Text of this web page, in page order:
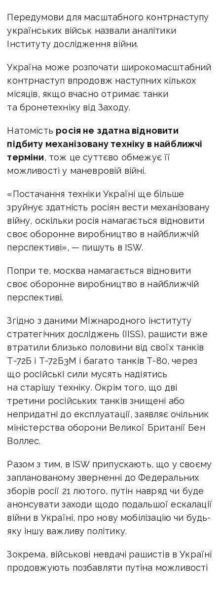
Передумови для масштабного контрнаступу
українських військ назвали аналітики
Інституту дослідження війни.
Україна може розпочати широкомасштабний
контрнаступ впродовж наступних кількох
місяців, якщо вчасно отримає танки
та бронетехніку від Заходу.
Натомість росія не здатна відновити
підбиту механізовану техніку в найближчі
терміни, тож це суттєво обмежує її
можливості у маневровій війні.
«Постачання техніки Україні ще більше
зруйнує здатність росіян вести механізовану
війну, оскільки росія намагається відновити
своє оборонне виробництво в найближчій
перспективі», — пишуть в ISW.
Попри те, москва намагається відновити
своє оборонне виробництво в найближчій
перспективі.
Згідно з даними Міжнародного інституту
стратегічних досліджень (IISS), рашисти вже
втратили близько половини від своїх танків
Т-72Б і Т-72Б3М і багато танків Т-80, через
що російські сили мусять надіятись
на старішу техніку. Окрім того, що дві
третини російських танків знищені або
непридатні до експлуатації, заявляє очільник
міністерства оборони Великої Британії Бен
Воллес.
Разом з тим, в ISW припускають, що у своєму
запланованому зверненні до Федеральних
зборів росії 21 лютого, путін навряд чи буде
анонсувати заходи щодо подальшої ескалації
війни в Україні, про нову мобілізацію чи будь-
яку іншу важливу політику.
Зокрема, військові невдачі рашистів в Україні
продовжують позбавляти путіна можливості